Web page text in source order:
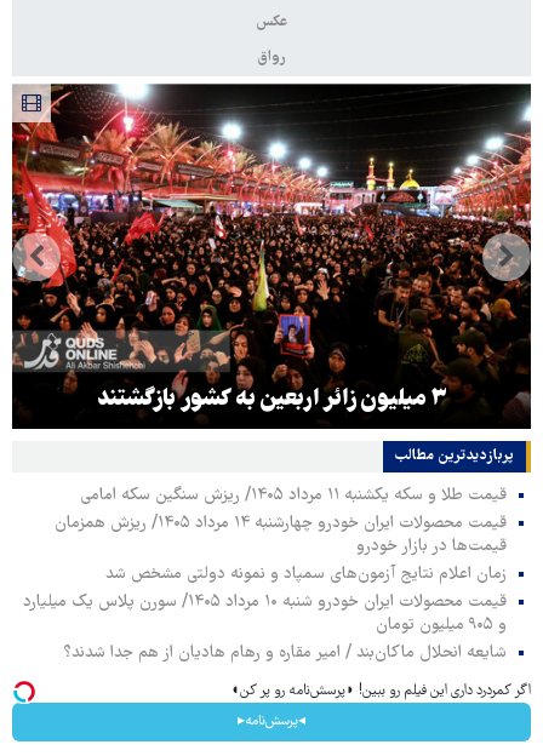
عکس
رواق
۳ میلیون زائر اربعین به کشور بازگشتند
پربازدیدترین‌ مطالب
قیمت طلا و سکه یکشنبه ۱۱ مرداد ۱۴۰۵/ ریزش سنگین سکه امامی
قیمت محصولات ایران خودرو چهارشنبه ۱۴ مرداد ۱۴۰۵/ ریزش همزمان
قیمت‌ها در بازار خودرو
زمان اعلام نتایج آزمون‌های سمپاد و نمونه دولتی مشخص شد
قیمت محصولات ایران خودرو شنبه ۱۰ مرداد ۱۴۰۵/ سورن پلاس یک میلیارد
و ۹۰۵ میلیون تومان
شایعه انحلال ماکان‌بند / امیر مقاره و رهام هادیان از هم جدا شدند؟
اگر کمردرد داری این فیلم رو ببین! ◗پرسش‌نامه رو پر کن◖
◂پرسش‌نامه▸